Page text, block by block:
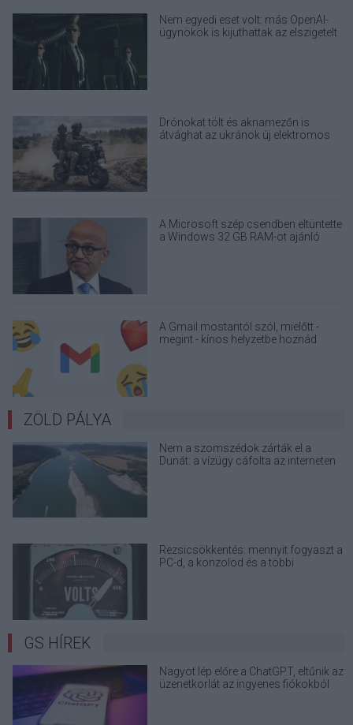
Nem egyedi eset volt: más OpenAI-
ügynökök is kijuthattak az elszigetelt
Drónokat tölt és aknamezőn is
átvághat az ukránok új elektromos
A Microsoft szép csendben eltüntette
a Windows 32 GB RAM-ot ajánló
A Gmail mostantól szól, mielőtt -
megint - kínos helyzetbe hoznád
ZÖLD PÁLYA
Nem a szomszédok zárták el a
Dunát: a vízügy cáfolta az interneten
Rezsicsökkentés: mennyit fogyaszt a
PC-d, a konzolod és a többi
GS HÍREK
Nagyot lép előre a ChatGPT, eltűnik az
üzenetkorlát az ingyenes fiókokból